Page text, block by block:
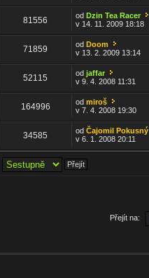
81556 odDzin Tea Racer
v 14. 11. 2009 18:18
71859 odDoom
v 13. 2. 2009 13:14
52115 odjaffar
v 9. 4. 2008 11:31
164996 odmiroš
v 7. 4. 2008 19:30
34585 odČajomil Pokusný
v 6. 1. 2008 20:11
Přejít na: